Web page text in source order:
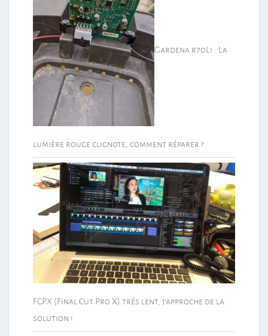
Gardena r70Li : La
lumière rouge clignote, comment réparer ?
FCPX (Final Cut Pro X) très lent, j’approche de la
solution !